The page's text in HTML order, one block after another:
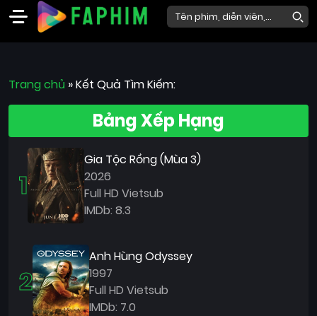
Phim
Mới
Lẻ
Phim
Bộ
Phim
Rạp
Thể
loại
Trang chủ »Kết Quả Tìm Kiếm:
Bảng Xếp Hạng
1
Gia Tộc Rồng (Mùa 3)
2026
Full HD Vietsub
IMDb: 8.3
2
Anh Hùng Odyssey
1997
Full HD Vietsub
IMDb: 7.0